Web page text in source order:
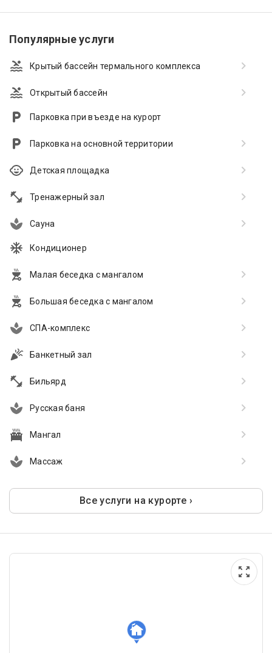
Популярные услуги
Крытый бассейн термального комплекса
Открытый бассейн
Парковка при въезде на курорт
Парковка на основной территории
Детская площадка
Тренажерный зал
Сауна
Кондиционер
Малая беседка с мангалом
Большая беседка с мангалом
СПА-комплекс
Банкетный зал
Бильярд
Русская баня
Мангал
Массаж
Все услуги на курорте ›